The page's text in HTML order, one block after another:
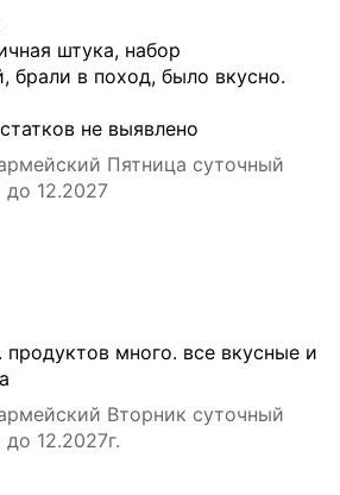
штука, набор
брали в поход, было вкусно.
не выявлено
Пятница суточный
до 12.2027
много. все вкусные и
Вторник суточный
12.2027г.